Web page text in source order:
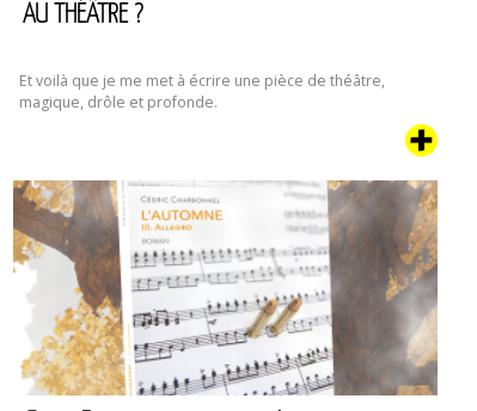
AU THÉÂTRE ?
Et voilà que je me met à écrire une pièce de théâtre,
magique, drôle et profonde.